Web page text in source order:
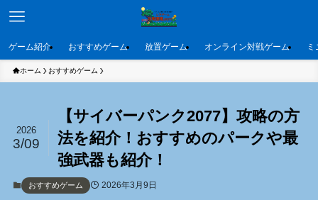
ゲーム紹介 おすすめゲーム 放置ゲーム オンライン対戦ゲーム
ホーム おすすめゲーム
【サイバーパンク2077】攻略の方
法を紹介！おすすめのパークや最
強武器も紹介！
2026
3/09
おすすめゲーム 2026年3月9日